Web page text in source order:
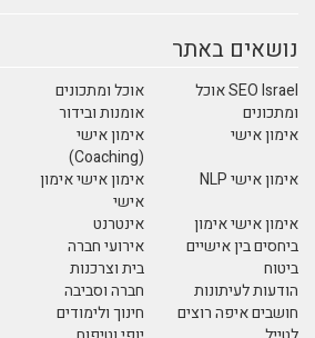
נושאים באתר
SEO Israel אוכל
ומתכונים
אוכל ומתכונים
אומנות ובידור
אימון אישי
אימון אישי
(Coaching)
אימון אישי NLP
אימון אישי אימון
אישי
אימון אישי אימון
ביחסים בין אישיים
אינטרנט
אירועי חברה
ביטוח
בית וצרכנות
הודעות לעיתונות
חברה וסביבה
חושבים איפה רוצים
חינוך ולימודים